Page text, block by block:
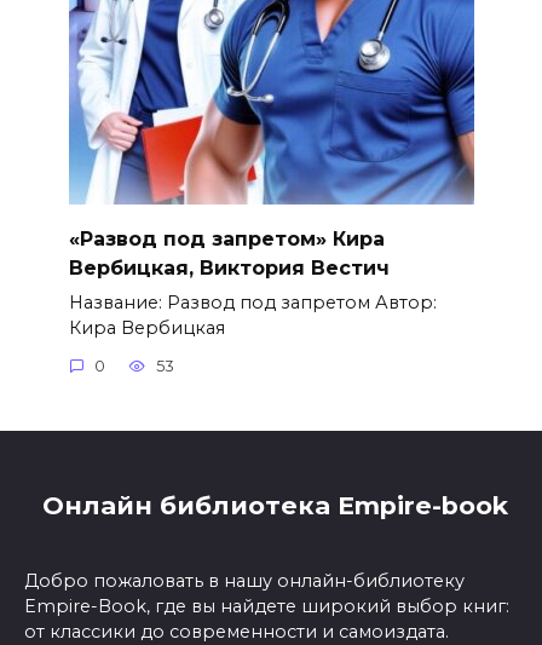
«Развод под запретом» Кира
Вербицкая, Виктория Вестич
Название: Развод под запретом Автор:
Кира Вербицкая
0 53
Онлайн библиотека Empire-book
Добро пожаловать в нашу онлайн-библиотеку
Empire-Book, где вы найдете широкий выбор книг:
от классики до современности и самоиздата.